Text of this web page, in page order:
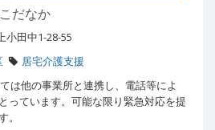
だなか
小田中1-28-55
居宅介護支援
は他の事業所と連携し、電話等によ
っています。可能な限り緊急対応を提